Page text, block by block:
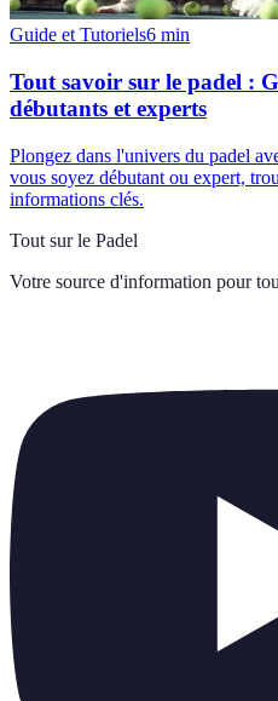
Guide et Tutoriels6 min
Tout savoir sur le padel :
débutants et experts
Plongez dans l'univers du padel
vous soyez débutant ou expert,
informations clés.
Tout sur le Padel
Votre source d'information pour